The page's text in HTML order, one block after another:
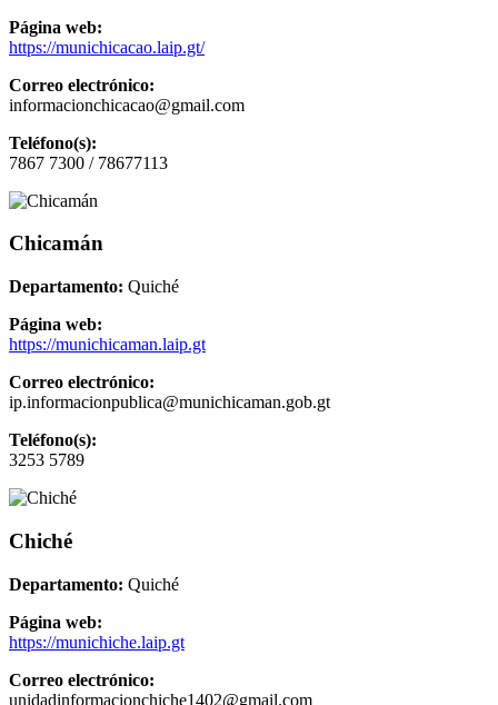
Página web:
https://munichicacao.laip.gt/
Correo electrónico:
informacionchicacao@gmail.com
Teléfono(s):
7867 7300 / 78677113
Chicamán
Departamento: Quiché
Página web:
https://munichicaman.laip.gt
Correo electrónico:
ip.informacionpublica@munichicaman.gob.gt
Teléfono(s):
3253 5789
Chiché
Departamento: Quiché
Página web:
https://munichiche.laip.gt
Correo electrónico:
unidadinformacionchiche1402@gmail.com